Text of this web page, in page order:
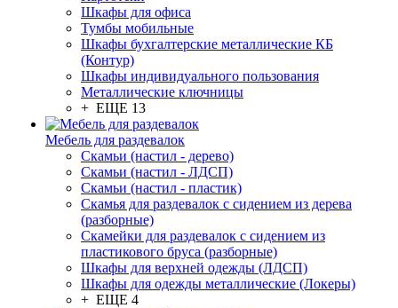
Шкафы для офиса
Тумбы мобильные
Шкафы бухгалтерские металлические КБ
(Контур)
Шкафы индивидуального пользования
Металлические ключницы
+ ЕЩЕ 13
Мебель для раздевалок
Скамьи (настил - дерево)
Скамьи (настил - ЛДСП)
Скамьи (настил - пластик)
Скамья для раздевалок с сидением из дерева
(разборные)
Скамейки для раздевалок с сидением из
пластикового бруса (разборные)
Шкафы для верхней одежды (ЛДСП)
Шкафы для одежды металлические (Локеры)
+ ЕЩЕ 4